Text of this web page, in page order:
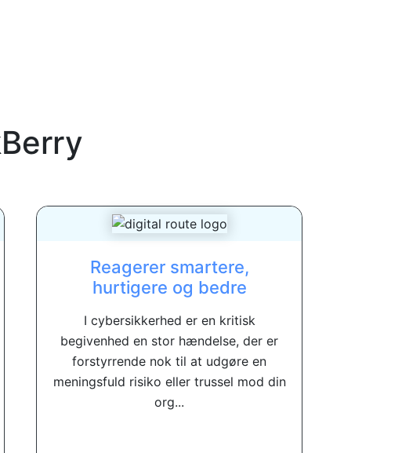
Reagerer smartere,
hurtigere og bedre
I cybersikkerhed er en kritisk
begivenhed en stor hændelse, der er
forstyrrende nok til at udgøre en
meningsfuld risiko eller trussel mod din
org...